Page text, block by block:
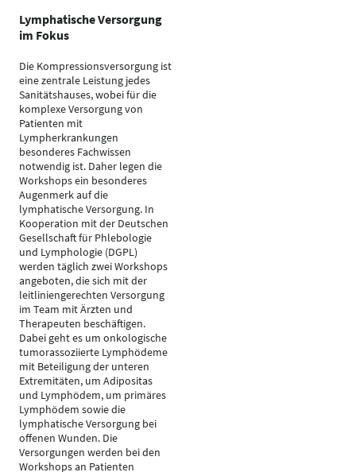
Lymphatische Versorgung
im Fokus
Die Kompressionsversorgung ist
eine zentrale Leistung jedes
Sanitätshauses, wobei für die
komplexe Versorgung von
Patienten mit
Lympherkrankungen
besonderes Fachwissen
notwendig ist. Daher legen die
Workshops ein besonderes
Augenmerk auf die
lymphatische Versorgung. In
Kooperation mit der Deutschen
Gesellschaft für Phlebologie
und Lymphologie (DGPL)
werden täglich zwei Workshops
angeboten, die sich mit der
leitliniengerechten Versorgung
im Team mit Ärzten und
Therapeuten beschäftigen.
Dabei geht es um onkologische
tumorassoziierte Lymphödeme
mit Beteiligung der unteren
Extremitäten, um Adipositas
und Lymphödem, um primäres
Lymphödem sowie die
lymphatische Versorgung bei
offenen Wunden. Die
Versorgungen werden bei den
Workshops an Patienten